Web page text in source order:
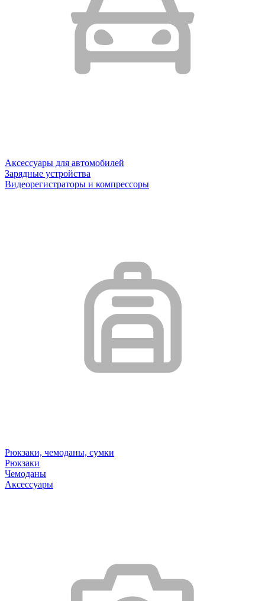
Аксессуары для автомобилей
Зарядные устройства
Видеорегистраторы и компрессоры
Рюкзаки, чемоданы, сумки
Рюкзаки
Чемоданы
Аксессуары